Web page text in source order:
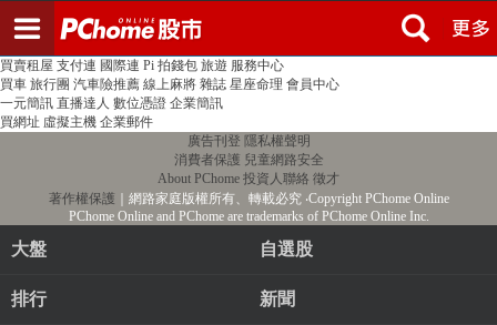
PChome首頁 線上購物 24h購物 書店
買賣租屋 支付連 國際連 Pi 拍錢包 旅遊 服務中心
買車 旅行團 汽車險推薦 線上麻將 雜誌 星座命理 會員中心
一元簡訊 直播達人 數位憑證 企業簡訊
買網址 虛擬主機 企業郵件
廣告刊登 隱私權聲明
消費者保護 兒童網路安全
About PChome 投資人聯絡 徵才
著作權保護 ｜網路家庭版權所有、轉載必究‧Copyright PChome Online
PChome Online and PChome are trademarks of PChome Online Inc.
大盤 自選股
排行 新聞